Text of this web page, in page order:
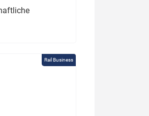
Rail Business